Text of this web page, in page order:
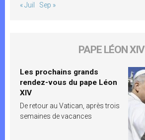
« Juil Sep »
PAPE LÉON XIV
Les prochains grands
rendez-vous du pape Léon
XIV
De retour au Vatican, après trois
semaines de vacances